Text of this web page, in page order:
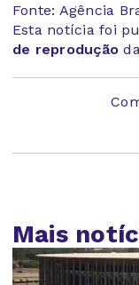
Fonte: Agência
Esta notícia foi
de reprodução
Mais